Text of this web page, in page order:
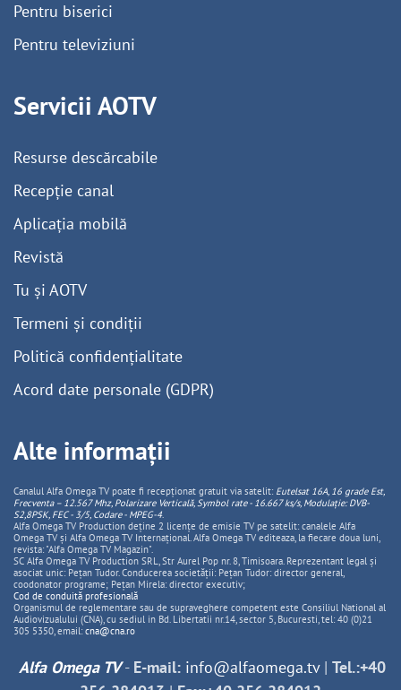
Pentru biserici
Pentru televiziuni
Servicii AOTV
Resurse descărcabile
Recepție canal
Aplicația mobilă
Revistă
Tu și AOTV
Termeni și condiții
Politică confidențialitate
Acord date personale (GDPR)
Alte informații
Canalul Alfa Omega TV poate fi recepționat gratuit via satelit: Eutelsat 16A, 16 grade Est,
Frecventa – 12.567 Mhz, PolarizareVerticală, Symbol rate - 16.667 ks/s, Modulație: DVB-
S2,8PSK, FEC - 3/5, Codare - MPEG-4.
Alfa Omega TV Production deține 2 licențe de emisie TV pe satelit: canalele Alfa
Omega TV și Alfa Omega TV Internațional. Alfa Omega TV editeaza, la fiecare doua luni,
revista: "Alfa Omega TV Magazin".
SC Alfa Omega TV Production SRL, Str Aurel Pop nr. 8, Timisoara. Reprezentant legal și
asociat unic: Pețan Tudor. Conducerea societății: Pețan Tudor: director general,
coodonator programe; Pețan Mirela: director executiv;
Cod de conduită profesională
Organismul de reglementare sau de supraveghere competent este Consiliul National al
Audiovizualului (CNA), cu sediul in Bd. Libertatii nr.14, sector 5, Bucuresti, tel: 40 (0)21
305 5350, email: cna@cna.ro
Alfa Omega TV- E-mail: info@alfaomega.tv| Tel.:+40